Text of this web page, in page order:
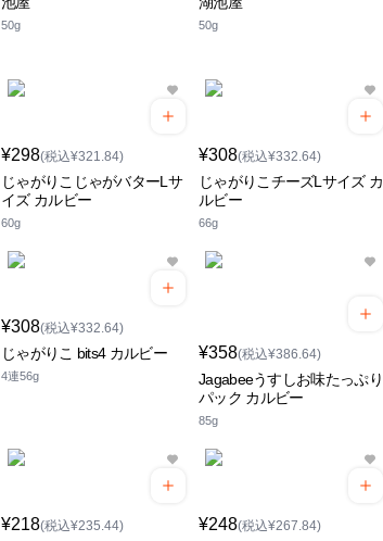
50g 50g
¥298(税込¥321.84)
じゃがりこじゃがバターLサ
イズ カルビー
60g
¥308(税込¥332.64)
じゃがりこチーズLサイズ カ
ルビー
66g
¥308(税込¥332.64)
じゃがりこ bits4 カルビー
4連56g
¥358(税込¥386.64)
Jagabeeうすしお味たっぷり
パック カルビー
85g
¥218(税込¥235.44) ¥248(税込¥267.84)